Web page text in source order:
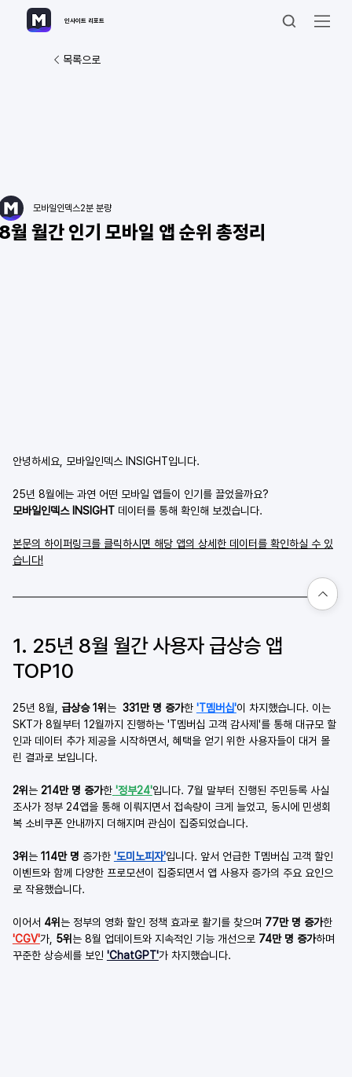
인사이트 리포트
목록으로
월 월간 인기 모바일 앱 순위 총정리
모바일인덱스2분 분량
안녕하세요, 모바일인덱스 INSIGHT입니다.
25년 8월에는 과연 어떤 모바일 앱들이 인기를 끌었을까요?
모바일인덱스 INSIGHT 데이터를 통해 확인해 보겠습니다.
본문의 하이퍼링크를 클릭하시면 해당 앱의 상세한 데이터를 확인하실 수 있
습니다!
1. 25년 8월 월간 사용자 급상승 앱
TOP10
25년 8월, 급상승 1위는 331만 명 증가한 'T멤버십'이 차지했습니다. 이는
SKT가 8월부터 12월까지 진행하는 'T멤버십 고객 감사제'를 통해 대규모 할
인과 데이터 추가 제공을 시작하면서, 혜택을 얻기 위한 사용자들이 대거 몰
린 결과로 보입니다.
2위는 214만 명 증가한 '정부24'입니다. 7월 말부터 진행된 주민등록 사실
조사가 정부 24앱을 통해 이뤄지면서 접속량이 크게 늘었고, 동시에 민생회
복 소비쿠폰 안내까지 더해지며 관심이 집중되었습니다.
3위는 114만 명 증가한 '도미노피자'입니다. 앞서 언급한 T멤버십 고객 할인
이벤트와 함께 다양한 프로모션이 집중되면서 앱 사용자 증가의 주요 요인으
로 작용했습니다.
이어서 4위는 정부의 영화 할인 정책 효과로 활기를 찾으며 77만 명 증가한
'CGV'가, 5위는 8월 업데이트와 지속적인 기능 개선으로 74만 명 증가하며
꾸준한 상승세를 보인 'ChatGPT'가 차지했습니다.